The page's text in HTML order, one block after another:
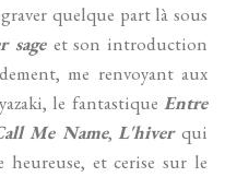
quelque part là sous
sage et son introduction
me renvoyant aux
le fantastique Entre
Me Name,L'hiver qui
et cerise sur le